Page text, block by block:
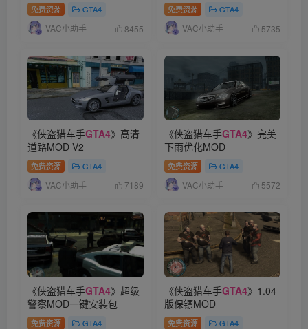
免费资源 GTA4
VAC小助手 8455
免费资源 GTA4
VAC小助手 5735
《侠盗猎车手GTA4》高清
道路MOD V2
免费资源 GTA4
VAC小助手 7189
《侠盗猎车手GTA4》完美
下雨优化MOD
免费资源 GTA4
VAC小助手 5572
《侠盗猎车手GTA4》超级
警察MOD一键安装包
免费资源 GTA4
《侠盗猎车手GTA4》1.04
版保镖MOD
免费资源 GTA4